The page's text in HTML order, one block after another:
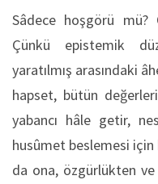
Sâdece hoşgörü mü?
Çünkü epistemik
yaratılmış arasındaki
hapset, bütün
yabancı hâle getir,
husûmet beslemesi
da ona, özgürlükten